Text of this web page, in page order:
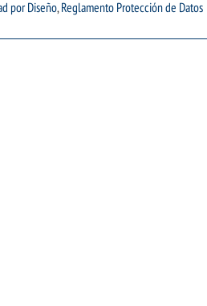
por Diseño, Reglamento Protección de Datos